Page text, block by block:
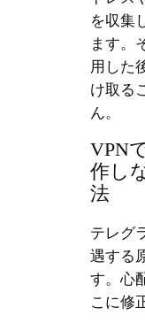
を収集
ます。
用した
け取る
ん。
VPN
作し
法
テレグ
遇する
す。心
こに修